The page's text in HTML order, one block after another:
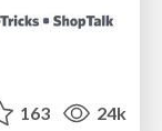
163 24k